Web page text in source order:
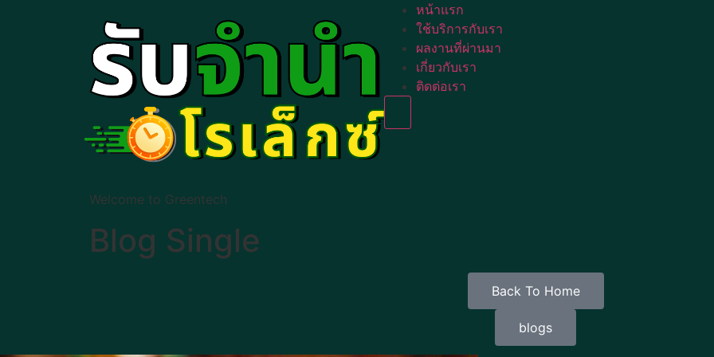
หน้าแรก
ใช้บริการกับเรา
ผลงานที่ผ่านมา
เกี่ยวกับเรา
ติดต่อเรา
Welcome to Greentech
Blog Single
Back To Home
blogs